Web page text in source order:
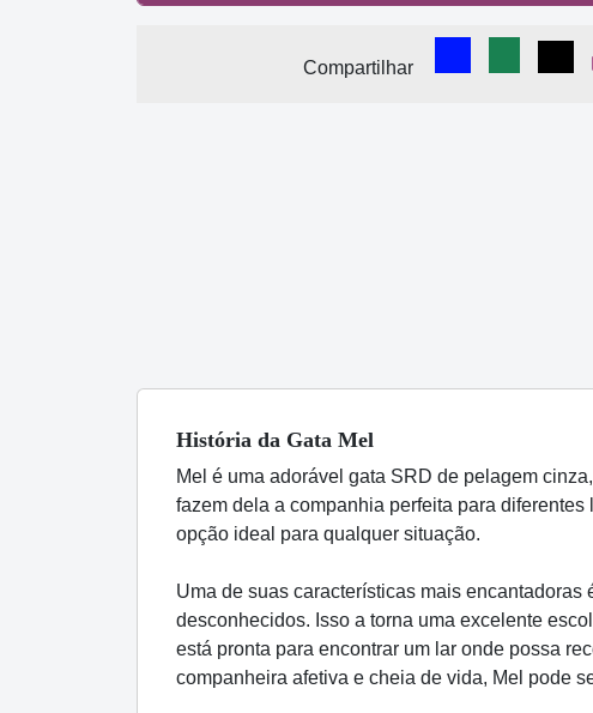
Compartilhar
Compartilhar
História da Gata Mel
Mel é uma adorável gata SRD de pelagem
fazem dela a companhia perfeita para
opção ideal para qualquer situação.
Uma de suas características mais
desconhecidos. Isso a torna uma excelente
está pronta para encontrar um lar onde possa
companheira afetiva e cheia de vida, Mel pode